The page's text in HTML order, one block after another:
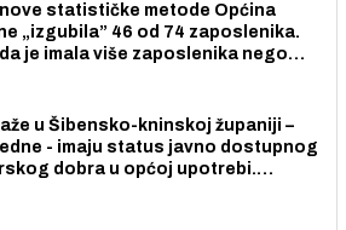
statističke metode Općina
„izgubila” 46 od 74 zaposlenika.
je imala više zaposlenika nego
u Šibensko-kninskoj županiji –
- imaju status javno dostupnog
dobra u općoj upotrebi.